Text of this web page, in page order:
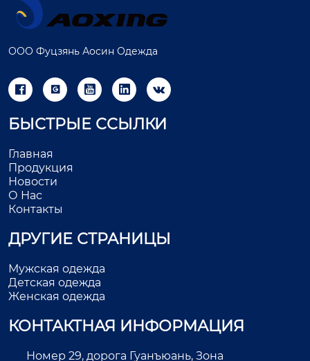
ООО Фуцзянь Аосин Одежда
    
БЫСТРЫЕ ССЫЛКИ
Главная
Продукция
Новости
О Нас
Контакты
ДРУГИЕ СТРАНИЦЫ
Мужская одежда
Детская одежда
Женская одежда
КОНТАКТНАЯ ИНФОРМАЦИЯ
Номер 29, дорога Гуанъюань, Зона